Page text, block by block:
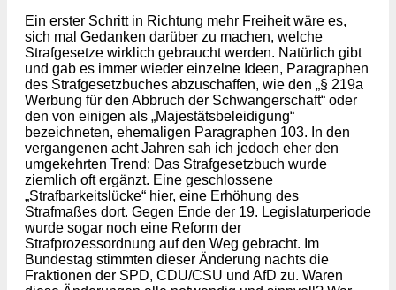
Ein erster Schritt in Richtung mehr Freiheit wäre es,
sich mal Gedanken darüber zu machen, welche
Strafgesetze wirklich gebraucht werden. Natürlich gibt
und gab es immer wieder einzelne Ideen, Paragraphen
des Strafgesetzbuches abzuschaffen, wie den „§ 219a
Werbung für den Abbruch der Schwangerschaft“ oder
den von einigen als „Majestätsbeleidigung“
bezeichneten, ehemaligen Paragraphen 103. In den
vergangenen acht Jahren sah ich jedoch eher den
umgekehrten Trend: Das Strafgesetzbuch wurde
ziemlich oft ergänzt. Eine geschlossene
„Strafbarkeitslücke“ hier, eine Erhöhung des
Strafmaßes dort. Gegen Ende der 19. Legislaturperiode
wurde sogar noch eine Reform der
Strafprozessordnung auf den Weg gebracht. Im
Bundestag stimmten dieser Änderung nachts die
Fraktionen der SPD, CDU/CSU und AfD zu. Waren